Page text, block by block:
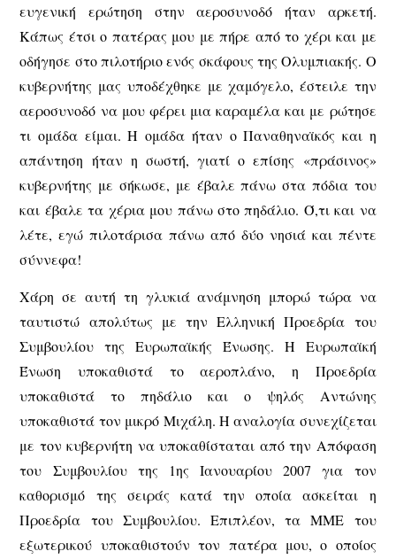
ευγενική ερώτηση στην αεροσυνοδό ήταν αρκετή.
Κάπως έτσι ο πατέρας μου με πήρε από το χέρι και με
οδήγησε στο πιλοτήριο ενός σκάφους της Ολυμπιακής. Ο
κυβερνήτης μας υποδέχθηκε με χαμόγελο, έστειλε την
αεροσυνοδό να μου φέρει μια καραμέλα και με ρώτησε
τι ομάδα είμαι. Η ομάδα ήταν ο Παναθηναϊκός και η
απάντηση ήταν η σωστή, γιατί ο επίσης «πράσινος»
κυβερνήτης με σήκωσε, με έβαλε πάνω στα πόδια του
και έβαλε τα χέρια μου πάνω στο πηδάλιο. Ό,τι και να
λέτε, εγώ πιλοτάρισα πάνω από δύο νησιά και πέντε
σύννεφα!
Χάρη σε αυτή τη γλυκιά ανάμνηση μπορώ τώρα να
ταυτιστώ απολύτως με την Ελληνική Προεδρία του
Συμβουλίου της Ευρωπαϊκής Ένωσης. Η Ευρωπαϊκή
Ένωση υποκαθιστά το αεροπλάνο, η Προεδρία
υποκαθιστά το πηδάλιο και ο ψηλός Αντώνης
υποκαθιστά τον μικρό Μιχάλη. Η αναλογία συνεχίζεται
με τον κυβερνήτη να υποκαθίσταται από την Απόφαση
του Συμβουλίου της 1ης Ιανουαρίου 2007 για τον
καθορισμό της σειράς κατά την οποία ασκείται η
Προεδρία του Συμβουλίου. Επιπλέον, τα ΜΜΕ του
εξωτερικού υποκαθιστούν τον πατέρα μου, ο οποίος